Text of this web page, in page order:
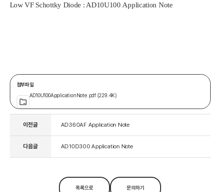
Low VF Schottky Diode : AD10U100 Application Note
첨부파일
AD10U100ApplicationNote.pdf (229.4K)
이전글 AD360AF Application Note
다음글 AD10D300 Application Note
목록으로 문의하기